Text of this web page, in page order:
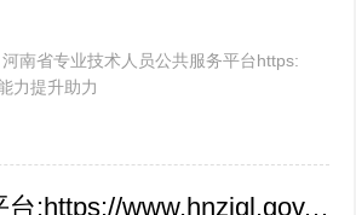
南省专业技术人员公共服务平台https:
力提升助力
河南专业技术人员公共服务平台:https://www.hnzjgl.gov.cn/